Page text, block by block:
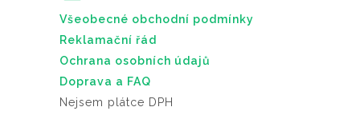
Všeobecné obchodní podmínky
Reklamační řád
Ochrana osobních údajů
Doprava a FAQ
Nejsem plátce DPH